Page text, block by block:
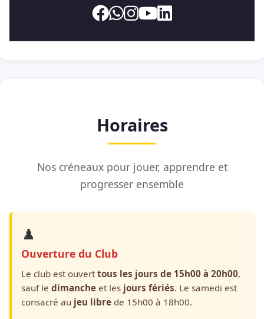
Horaires
Nos créneaux pour jouer, apprendre et
progresser ensemble
♟️
Ouverture du Club
Le club est ouvert tous les jours de 15h00 à 20h00,
sauf le dimanche et les jours fériés. Le samedi est
consacré au jeu libre de 15h00 à 18h00.